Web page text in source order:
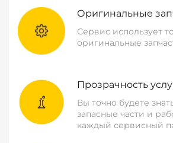
Оригинальные
Сервис использует
оригинальные
Прозрачность
Вы точно будете
запасные части и
каждый сервисный